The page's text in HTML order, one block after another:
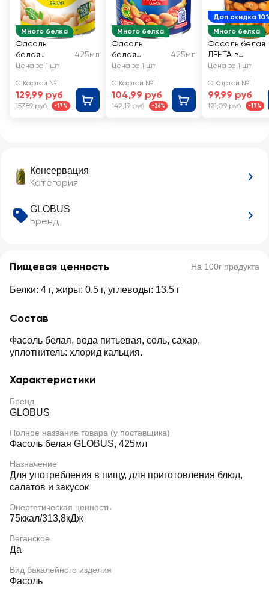
Консервация
Категория
GLOBUS
Бренд
Пищевая ценность На 100г продукта
Белки: 4 г, жиры: 0.5 г, углеводы: 13.5 г
Состав
Фасоль белая, вода питьевая, соль, сахар,
уплотнитель: хлорид кальция.
Характеристики
Бренд
GLOBUS
Полное название товара (у поставщика)
Фасоль белая GLOBUS, 425мл
Назначение
Для употребления в пищу, для приготовления блюд,
салатов и закусок
Энергетическая ценность
75ккал/313,8кДж
Веганское
Да
Вид бакалейного изделия
Фасоль
Много белка
Фасоль
белая
БОНДЮЭЛЬ
425мл
Цена за 1 шт
С Картой №1
129,99 руб
157,89 руб -17%
Много белка
Фасоль
белая
GLOBUS в
соусе
425мл
Цена за 1 шт
С Картой №1
104,99 руб
142,19 руб -26%
Доп.скидка
Много белка
Фасоль белая
ЛЕНТА в
собственном
Цена за 1 шт
С Картой №1
99,99 руб
121,09 руб -17%